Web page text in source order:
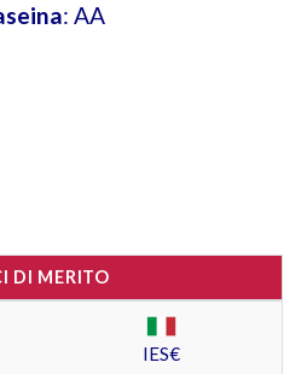
: AA
DI MERITO
IES€